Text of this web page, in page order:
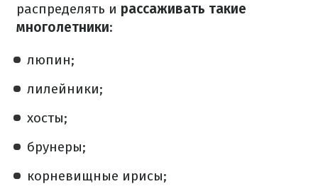
распределять и рассаживать такие
многолетники:
люпин;
лилейники;
хосты;
брунеры;
корневищные ирисы;